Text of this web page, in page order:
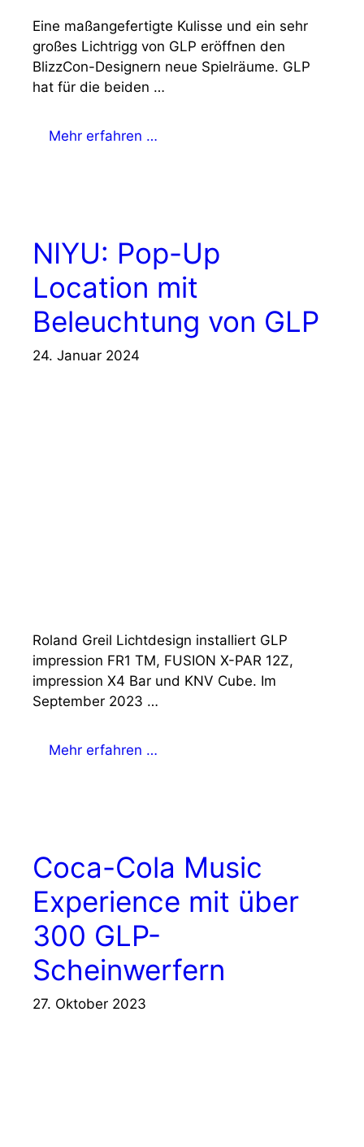
Eine maßangefertigte Kulisse und ein sehr
großes Lichtrigg von GLP eröffnen den
BlizzCon-Designern neue Spielräume. GLP
hat für die beiden …
Mehr erfahren …
NIYU: Pop-Up
Location mit
Beleuchtung von GLP
24. Januar 2024
Roland Greil Lichtdesign installiert GLP
impression FR1 TM, FUSION X-PAR 12Z,
impression X4 Bar und KNV Cube. Im
September 2023 …
Mehr erfahren …
Coca-Cola Music
Experience mit über
300 GLP-
Scheinwerfern
27. Oktober 2023